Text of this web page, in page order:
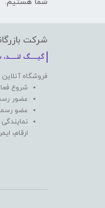
شرکت
گیـــــگ
فروشگاه
شروع
عضور
عضو
ارقام،